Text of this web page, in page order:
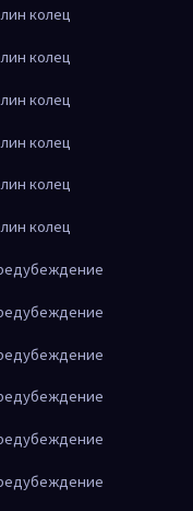
колец
колец
колец
колец
колец
колец